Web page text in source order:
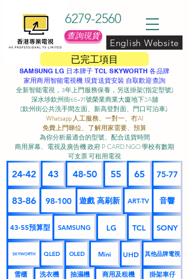
已完工項目
6279-2560
查詢現貨
English Website
SAMSUNG LG 日本牌子 TCL SKYWORTH 各品牌
家用商用智能電視機 現貨送貨安裝 自取歡迎查詢
全新智能電視，3年上門服務保養，另送掛架(指定型號)
深水埗欽州街65-71號榮業商業大廈地下2A舖
(欽州街公共洗手間左面、新高登對面、門口可泊車) ​
Whatsapp 人工服務、一對一、冇AI
免費上門睇位、了解用家需要、預算
為你分析最適合的型號、配合送貨時間
商用屏幕、電視及廣告機 政府 P CARD NGO 學校有數期
可支票 可租用電視
24-42 43 48-50 55 65 75-77
83-86 98-100 遊戲 高刷新 ART-TV 音響
43-55預算型 SAMSUNG LG TCL SONY
SKYWORTH QLED OLED Mini UHD 其他品牌電視
雪櫃 洗衣機 抽濕機 商用及租機
掛架車仔